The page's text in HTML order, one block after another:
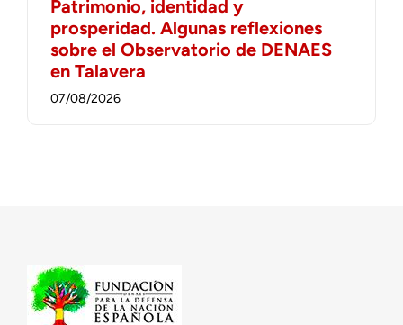
Patrimonio, identidad y
prosperidad. Algunas reflexiones
sobre el Observatorio de DENAES
en Talavera
07/08/2026